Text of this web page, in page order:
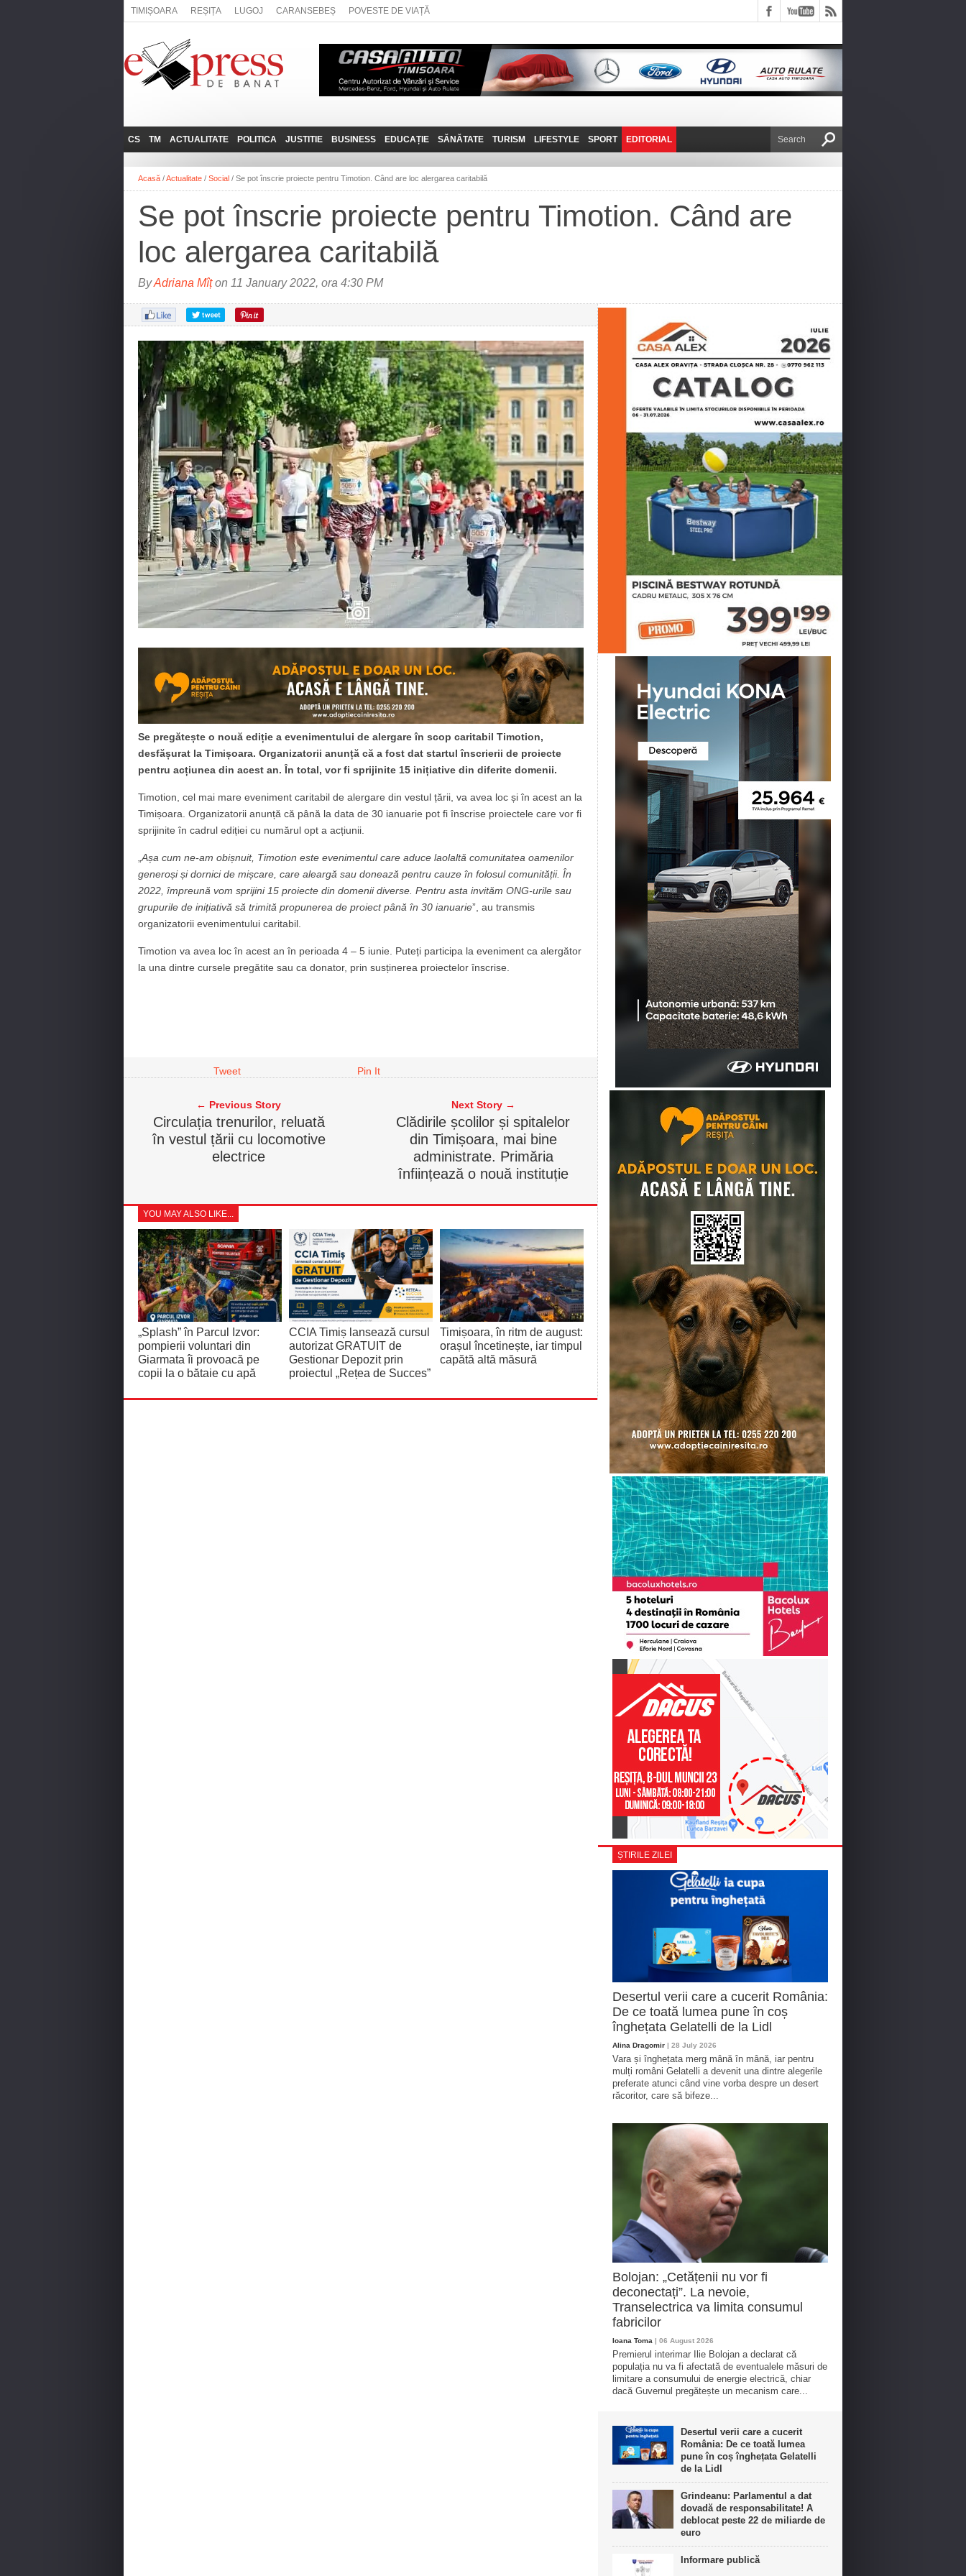
TIMIȘOARA REȘIȚA LUGOJ CARANSEBEȘ POVESTE DE VIAȚĂ
CS
REȘIȚA
CARANSEBEȘ
ANINA
BOCŞA
ORAVIȚA
OȚELU ROŞU
TM
LUGOJ
TIMIȘOARA
ACTUALITATE
ADMINISTRATIE
NAȚIONAL
SOCIAL
POLITICA
EXPRESSLIVE
INTERVIURILE
JUSTITIE BUSINESS
JOB-URI
TEHNIT
EDUCAȚIE SĂNĂTATE TURISM
PRIN MUNȚII
FANTASTICUL BANAT
LIFESTYLE
POVESTE DE VIAȚĂ
SPORT EDITORIAL
DE VICTOR NAFIRU
Acasă /Actualitate / Social / Se pot înscrie proiecte pentru Timotion. Când are loc alergarea caritabilă
Se pot înscrie proiecte pentru Timotion. Când are
loc alergarea caritabilă
ByAdriana Mîțon 11 January 2022, ora 4:30 PM
Se pregătește o nouă ediție a evenimentului de alergare în scop caritabil Timotion,
desfășurat la Timișoara. Organizatorii anunță că a fost dat startul înscrierii de proiecte
pentru acțiunea din acest an. În total, vor fi sprijinite 15 inițiative din diferite domenii.
Timotion, cel mai mare eveniment caritabil de alergare din vestul țării, va avea loc și în acest an la
Timișoara. Organizatorii anunță că până la data de 30 ianuarie pot fi înscrise proiectele care vor fi
sprijinite în cadrul ediției cu numărul opt a acțiunii.
Așa cum ne-am obișnuit, Timotion este evenimentul care aduce laolaltă comunitatea oamenilor
generoși și dornici de mișcare, care aleargă sau donează pentru cauze în folosul comunității. În
2022, împreună vom sprijini 15 proiecte din domenii diverse. Pentru asta invităm ONG-urile sau
grupurile de inițiativă să trimită propunerea de proiect până în 30 ianuarie”, au transmis
organizatorii evenimentului caritabil.
Timotion va avea loc în acest an în perioada 4 – 5 iunie. Puteți participa la eveniment ca alergător
la una dintre cursele pregătite sau ca donator, prin susținerea proiectelor înscrise.
Tweet Pin It
← Previous Story
Circulația trenurilor, reluată
în vestul țării cu locomotive
electrice
Next Story →
Clădirile școlilor și spitalelor
din Timișoara, mai bine
administrate. Primăria
înființează o nouă instituție
YOU MAY ALSO LIKE...
„Splash” în Parcul Izvor:
pompierii voluntari din
Giarmata îi provoacă pe
copii la o bătaie cu apă
CCIA Timiș lansează cursul
autorizat GRATUIT de
Gestionar Depozit prin
proiectul „Rețea de Succes”
Timișoara, în ritm de august:
orașul încetinește, iar timpul
capătă altă măsură
ȘTIRILE ZILEI
Desertul verii care a cucerit România:
De ce toată lumea pune în coș
înghețata Gelatelli de la Lidl
Alina Dragomir | 28 July 2026
Vara și înghețata merg mână în mână, iar pentru
mulți români Gelatelli a devenit una dintre alegerile
preferate atunci când vine vorba despre un desert
răcoritor, care să bifeze...
Bolojan: „Cetățenii nu vor fi
deconectați”. La nevoie,
Transelectrica va limita consumul
fabricilor
Ioana Toma | 06 August 2026
Premierul interimar Ilie Bolojan a declarat că
populația nu va fi afectată de eventualele măsuri de
limitare a consumului de energie electrică, chiar
dacă Guvernul pregătește un mecanism care...
Desertul verii care a cucerit
România: De ce toată lumea
pune în coș înghețata Gelatelli
de la Lidl
Grindeanu: Parlamentul a dat
dovadă de responsabilitate! A
deblocat peste 22 de miliarde de
euro
Informare publică